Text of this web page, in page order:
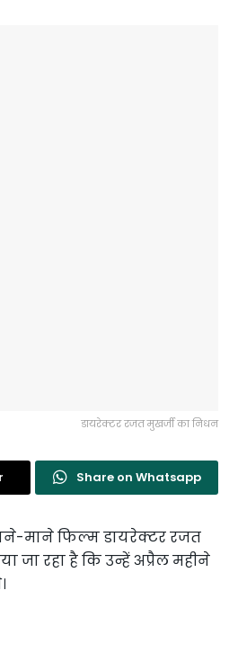
डायरेक्टर रजत मुखर्जी का निधन
Share on Whatsapp
माने फिल्म डायरेक्टर रजत
जा रहा है कि उन्हें अप्रैल महीने